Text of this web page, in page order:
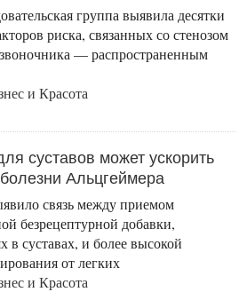
группа выявила десятки
риска, связанных со стенозом
— распространенным
и Красота
суставов может ускорить
Альцгеймера
связь между приемом
безрецептурной добавки,
в суставах, и более высокой
от легких
и Красота